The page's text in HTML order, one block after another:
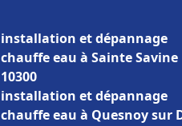
installation et dépannage
chauffe eau à Sainte Savine
10300
installation et dépannage
chauffe eau à Quesnoy sur